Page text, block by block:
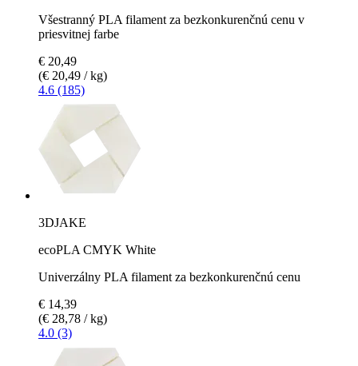
Všestranný PLA filament za bezkonkurenčnú cenu v
priesvitnej farbe
€ 20,49
(€ 20,49 / kg)
4.6 (185)
3DJAKE
ecoPLA CMYK White
Univerzálny PLA filament za bezkonkurenčnú cenu
€ 14,39
(€ 28,78 / kg)
4.0 (3)